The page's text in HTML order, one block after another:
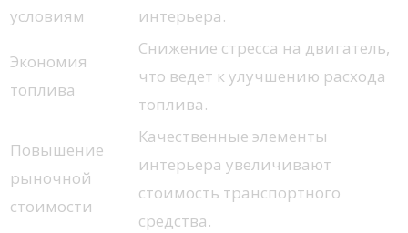
условиям
интерьера.
Экономия
топлива
Снижение стресса на двигатель,
что ведет к улучшению расхода
топлива.
Повышение
рыночной
стоимости
Качественные элементы
интерьера увеличивают
стоимость транспортного
средства.